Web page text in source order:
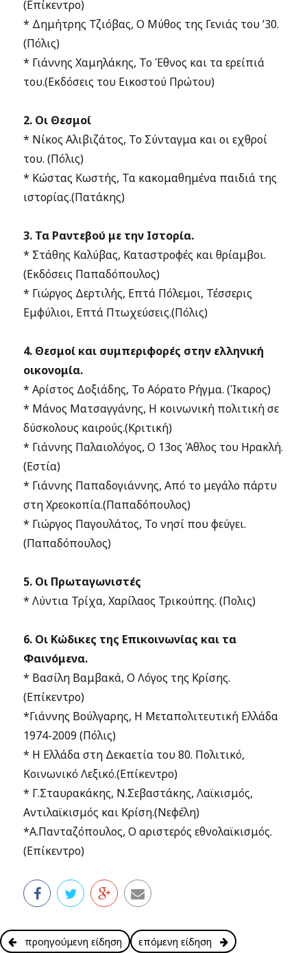
(Επίκεντρο)
* Δημήτρης Τζιόβας, Ο Μύθος της Γενιάς του ’30.
(Πόλις)
* Γιάννης Χαμηλάκης, Το Έθνος και τα ερείπιά
του.(Εκδόσεις του Εικοστού Πρώτου)
2. Οι Θεσμοί
* Νίκος Αλιβιζάτος, Το Σύνταγμα και οι εχθροί
του. (Πόλις)
* Κώστας Κωστής, Τα κακομαθημένα παιδιά της
ιστορίας.(Πατάκης)
3. Τα Ραντεβού με την Ιστορία.
* Στάθης Καλύβας, Καταστροφές και θρίαμβοι.
(Εκδόσεις Παπαδόπουλος)
* Γιώργος Δερτιλής, Επτά Πόλεμοι, Τέσσερις
Εμφύλιοι, Επτά Πτωχεύσεις.(Πόλις)
4. Θεσμοί και συμπεριφορές στην ελληνική
οικονομία.
* Αρίστος Δοξιάδης, Το Αόρατο Ρήγμα. (Ίκαρος)
* Μάνος Ματσαγγάνης, Η κοινωνική πολιτική σε
δύσκολους καιρούς.(Κριτική)
* Γιάννης Παλαιολόγος, Ο 13ος Άθλος του Ηρακλή.
(Εστία)
* Γιάννης Παπαδογιάννης, Από το μεγάλο πάρτυ
στη Χρεοκοπία.(Παπαδόπουλος)
* Γιώργος Παγουλάτος, Το νησί που φεύγει.
(Παπαδόπουλος)
5. Οι Πρωταγωνιστές
* Λύντια Τρίχα, Χαρίλαος Τρικούπης. (Πολις)
6. Οι Κώδικες της Επικοινωνίας και τα
Φαινόμενα.
* Βασίλη Βαμβακά, Ο Λόγος της Κρίσης.
(Επίκεντρο)
*Γιάννης Βούλγαρης, Η Μεταπολιτευτική Ελλάδα
1974-2009 (Πόλις)
* Η Ελλάδα στη Δεκαετία του 80. Πολιτικό,
Κοινωνικό Λεξικό.(Επίκεντρο)
* Γ.Σταυρακάκης, Ν.Σεβαστάκης, Λαϊκισμός,
Αντιλαϊκισμός και Κρίση.(Νεφέλη)
*Α.Πανταζόπουλος, Ο αριστερός εθνολαϊκισμός.
(Επίκεντρο)
προηγούμενη είδηση επόμενη είδηση